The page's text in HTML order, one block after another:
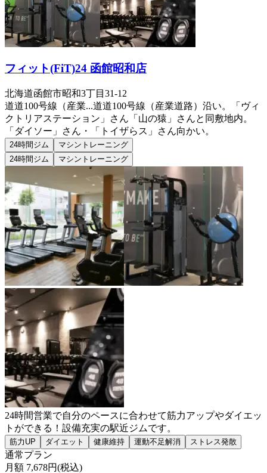
フィット(FiT)24 函館昭和店
北海道函館市昭和3丁目31-12
道道100号線（産業...道道100号線（産業道路）沿い。「ヴィ
クトリアステーション」さん「山の猿」さんと同敷地内。
「ダイソー」さん・「トイザらス」さん向かい。
24時間ジム
マシントレーニング
24時間ジム
マシントレーニング
24時間営業で自分のペースに合わせて筋力アップやダイエッ
トができる！設備充実の駅近ジムです。
筋力UP ダイエット 健康維持 運動不足解消 ストレス発散
通常プラン
月額 7,678円(税込)